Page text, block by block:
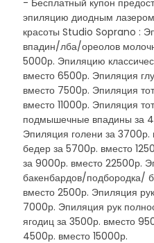
- Бесплатный купон
эпиляцию диодным
красоты Studio Soprano :
впадин/лба/ореолов
5000р. Эпиляцию
вместо 6500р. Эпиляция
вместо 7500р. Эпиляция
вместо 11000р. Эпиляция
подмышечные впадины за
Эпиляция голени за
бедер за 5700р. вместо
за 9000р. вместо 22500р.
бакенбардов/подбородка/
вместо 2500р. Эпиляция
7000р. Эпиляция рук
ягодиц за 3500р. вместо
4500р. вместо 15000р.